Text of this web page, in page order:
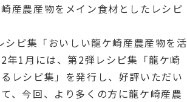
産農産物をメイン食材としたレシピ
ピ集「おいしい龍ケ崎産農産物を活
年1月には、第2弾レシピ集「龍ケ崎
レシピ集」を発行し、好評いただい
、今回、より多くの方に龍ケ崎産農